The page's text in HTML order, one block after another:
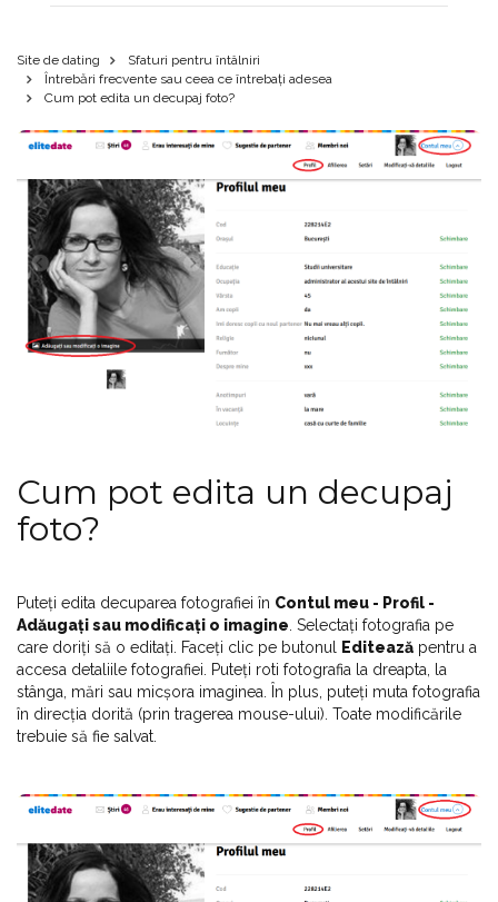
Site de dating
Sfaturi pentru întâlniri
Întrebări frecvente sau ceea ce întrebați adesea
Cum pot edita un decupaj foto?
Cum pot edita un decupaj
foto?
Puteți edita decuparea fotografiei în Contul meu - Profil -
Adăugați sau modificați o imagine. Selectați fotografia pe
care doriți să o editați. Faceți clic pe butonul Editează pentru a
accesa detaliile fotografiei. Puteți roti fotografia la dreapta, la
stânga, mări sau micșora imaginea. În plus, puteți muta fotografia
în direcția dorită (prin tragerea mouse-ului). Toate modificările
trebuie să fie salvat.